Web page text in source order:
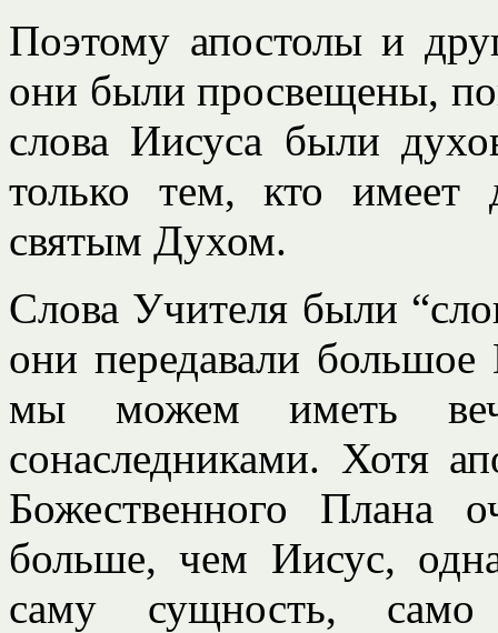
Поэтому апостолы и
они были просвещены,
слова Иисуса были
только тем, кто имеет
святым Духом.
Слова Учителя были
они передавали
мы можем иметь
сонаследниками. Хотя
Божественного Плана
больше, чем Иисус,
саму сущность, само